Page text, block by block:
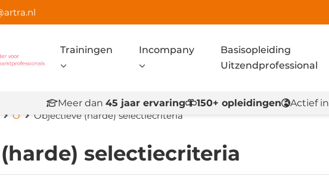
Trainingen Incompany
Basisopleiding
Uitzendprofessional
Meer dan 45 jaar ervaring 150+ opleidingen Actief in
O Objectieve (harde) selectiecriteria
selectiecriteria